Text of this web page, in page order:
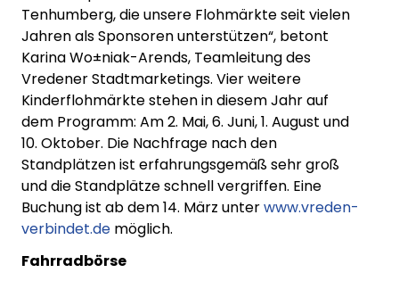
Tenhumberg, die unsere Flohmärkte seit vielen
Jahren als Sponsoren unterstützen“, betont
Karina Wo±niak-Arends, Teamleitung des
Vredener Stadtmarketings. Vier weitere
Kinderflohmärkte stehen in diesem Jahr auf
dem Programm: Am 2. Mai, 6. Juni, 1. August und
10. Oktober. Die Nachfrage nach den
Standplätzen ist erfahrungsgemäß sehr groß
und die Standplätze schnell vergriffen. Eine
Buchung ist ab dem 14. März unterwww.vreden-
verbindet.de möglich.
Fahrradbörse